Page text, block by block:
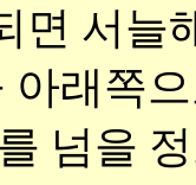
면 서늘
아래쪽
넘을